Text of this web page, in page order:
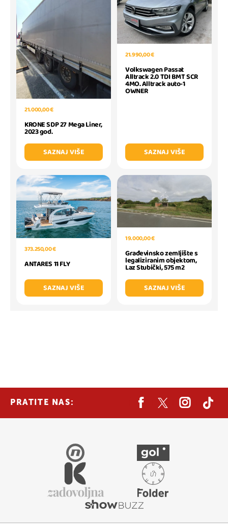
21.000,00 €
KRONE SDP 27 Mega Liner,
2023 god.
SAZNAJ VIŠE
21.990,00 €
Volkswagen Passat
Alltrack 2.0 TDI BMT SCR
4MO. Alltrack auto-1
OWNER
SAZNAJ VIŠE
373.250,00 €
ANTARES 11 FLY
SAZNAJ VIŠE
19.000,00 €
Građevinsko zemljište s
legaliziranim objektom,
Laz Stubički, 575 m2
SAZNAJ VIŠE
PRATITE NAS: